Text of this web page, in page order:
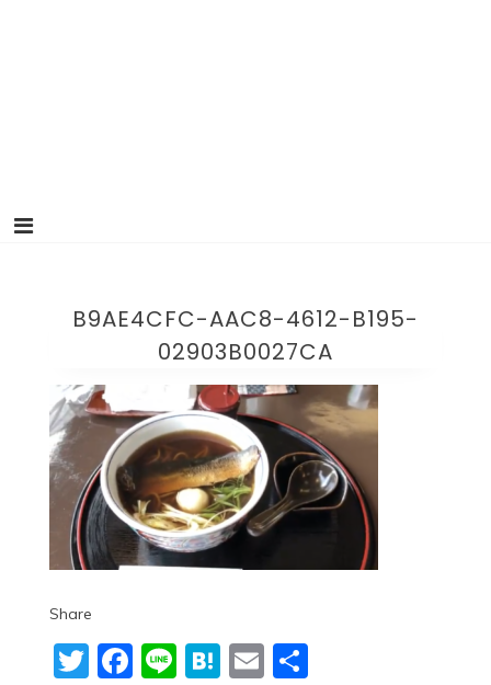
B9AE4CFC-AAC8-4612-B195-
02903B0027CA
Share
Twitter
Facebook
LineHatena
Email
共